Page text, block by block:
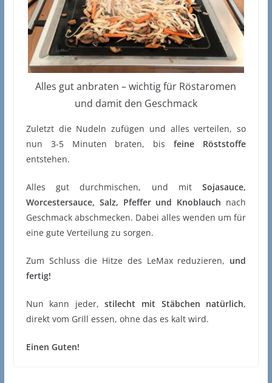
Alles gut anbraten – wichtig für Röstaromen
und damit den Geschmack
Zuletzt die Nudeln zufügen und alles verteilen, so
nun 3-5 Minuten braten, bisfeine Röststoffe
entstehen.
Alles gut durchmischen, und mitSojasauce,
Worcestersauce, Salz, Pfeffer und Knoblauch nach
Geschmack abschmecken. Dabei alles wenden um für
eine gute Verteilung zu sorgen.
Zum Schluss die Hitze des LeMax reduzieren, und
fertig!
Nun kann jeder, stilecht mit Stäbchen natürlich,
direkt vom Grill essen, ohne das es kalt wird.
Einen Guten!